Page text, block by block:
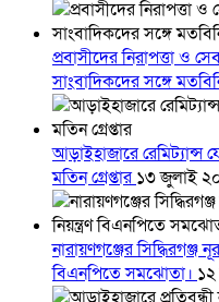
প্রবাসীদের নিরাপত্তা ও
সাংবাদিকদের সঙ্গে
আড়াইহাজারে রেমিট্যান্স
মতিন গ্রেপ্তার১৩ জুলাই
নারায়ণগঞ্জের সিদ্ধিরগঞ্জ
বিএনপিতে সমঝোতা।